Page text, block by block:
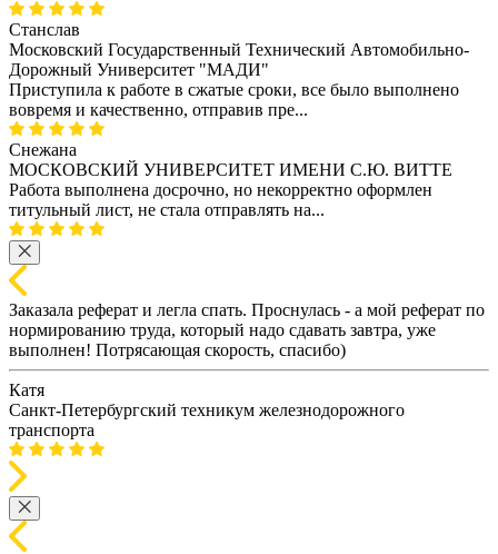
Станслав
Московский Государственный Технический Автомобильно-
Дорожный Университет "МАДИ"
Приступила к работе в сжатые сроки, все было выполнено
вовремя и качественно, отправив пре...
Снежана
МОСКОВСКИЙ УНИВЕРСИТЕТ ИМЕНИ С.Ю. ВИТТЕ
Работа выполнена досрочно, но некорректно оформлен
титульный лист, не стала отправлять на...
Заказала реферат и легла спать. Проснулась - а мой реферат по
нормированию труда, который надо сдавать завтра, уже
выполнен! Потрясающая скорость, спасибо)
Катя
Санкт-Петербургский техникум железнодорожного
транспорта